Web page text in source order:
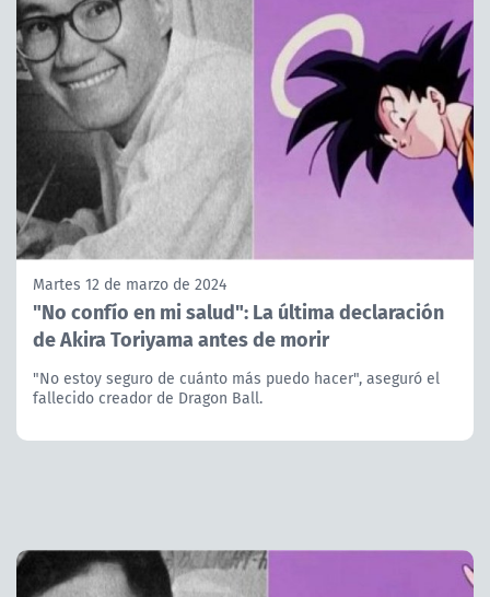
Martes 12 de marzo de 2024
"No confío en mi salud": La última declaración
de Akira Toriyama antes de morir
"No estoy seguro de cuánto más puedo hacer", aseguró el
fallecido creador de Dragon Ball.